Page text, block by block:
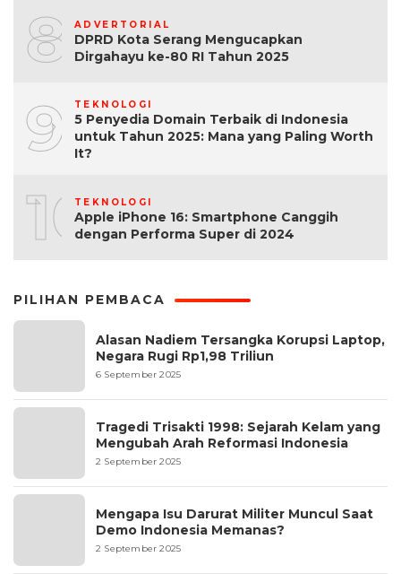
8 ADVERTORIAL
DPRD Kota Serang Mengucapkan
Dirgahayu ke-80 RI Tahun 2025
9 TEKNOLOGI
5 Penyedia Domain Terbaik di Indonesia
untuk Tahun 2025: Mana yang Paling Worth
It?
10TEKNOLOGI
Apple iPhone 16: Smartphone Canggih
dengan Performa Super di 2024
PILIHAN PEMBACA
Alasan Nadiem Tersangka Korupsi Laptop,
Negara Rugi Rp1,98 Triliun
6 September 2025
Tragedi Trisakti 1998: Sejarah Kelam yang
Mengubah Arah Reformasi Indonesia
2 September 2025
Mengapa Isu Darurat Militer Muncul Saat
Demo Indonesia Memanas?
2 September 2025